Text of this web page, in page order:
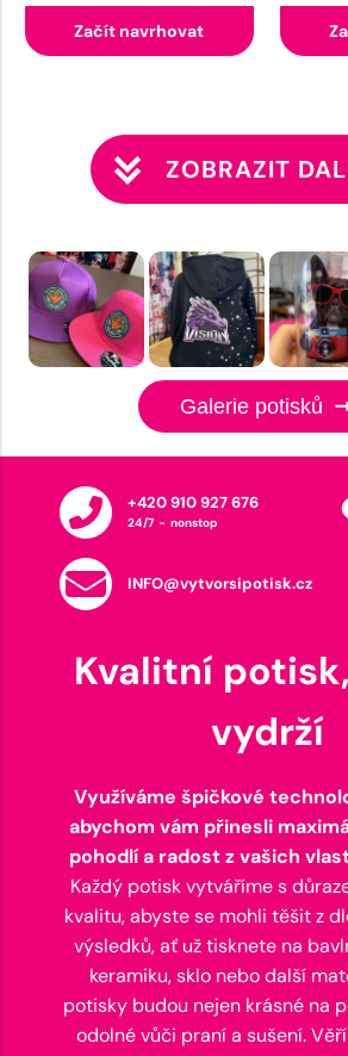
Začít navrhovat
ZOBRAZIT
Galerie potisků
+420 910 927 676
24/7 - nonstop
INFO@vytvorsipotisk.cz
Kvalitní
vydrží
Využíváme špičkové
abychom vám přinesli
pohodlí a radost z vašich
Každý potisk vytváříme s
kvalitu, abyste se mohli těšit z
výsledků, ať už tisknete na
keramiku, sklo nebo další
potisky budou nejen krásné na
odolné vůči praní a sušení.